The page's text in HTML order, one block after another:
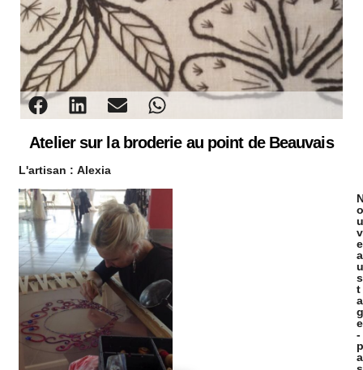
Atelier sur la broderie au point de Beauvais
L'artisan : Alexia
o
u
v
e
a
u
s
t
a
g
e
-
p
a